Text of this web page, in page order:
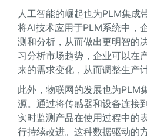
人工智能的崛起也为PLM集成
将AI技术应用于PLM系统中，
测和分析，从而做出更明智的
习分析市场趋势，企业可以在
来的需求变化，从而调整生产计
此外，物联网的发展也为PLM
源。通过将传感器和设备连接
实时监测产品在使用过程中的
行持续改进。这种数据驱动的